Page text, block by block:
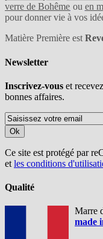
verre de Bohême ou en
pour donner vie à vos
Matière Première est
Newsletter
Inscrivez-vous et
bonnes affaires.
Ok
Ce site est protégé par
et les conditions
Qualité
Marre
made